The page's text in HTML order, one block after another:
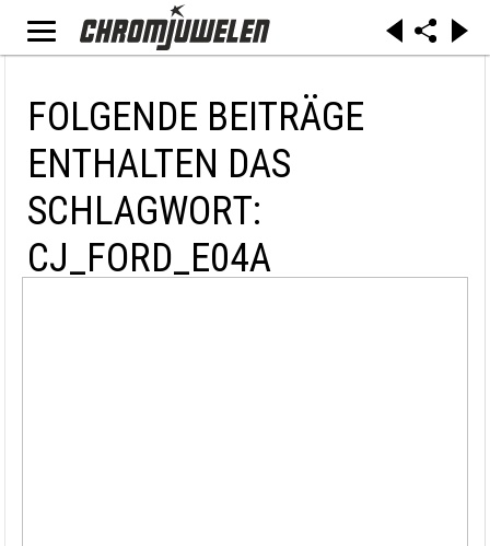
FOLGENDE BEITRÄGE
ENTHALTEN DAS
SCHLAGWORT:
CJ_FORD_E04A